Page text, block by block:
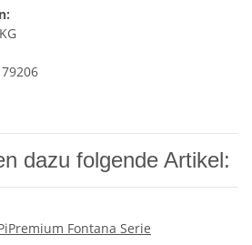
dazu folgende Artikel: